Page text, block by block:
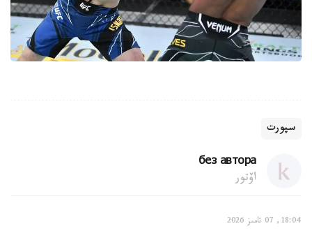
سپورت
без автора
اۆتور
18:04, 07 تامىز 2026